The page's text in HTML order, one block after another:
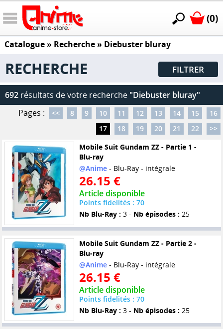
(0)
Catalogue» Recherche » Diebuster bluray
RECHERCHE FILTRER
692 résultats de votre recherche "Diebuster bluray"
Pages :
<< 8 9 10 11 12 13 14 15
16
17
18 19 20 21 22
>>
Mobile Suit Gundam ZZ - Partie 1 -
Blu-ray
@Anime- Blu-Ray - intégrale
26.15 €
Article disponible
Points fidelités : 70
Nb Blu-Ray : 3 - Nb épisodes : 25
Mobile Suit Gundam ZZ - Partie 2 -
Blu-ray
@Anime- Blu-Ray - intégrale
26.15 €
Article disponible
Points fidelités : 70
Nb Blu-Ray : 3 - Nb épisodes : 25